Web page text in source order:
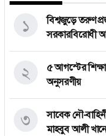
বিশ্বজুড়ে তরুণ
সরকারবিরোধী
১
৫ আগস্টের
অনুসরণীয়
২
সাবেক নৌ-
মাহবুব আলী
৩